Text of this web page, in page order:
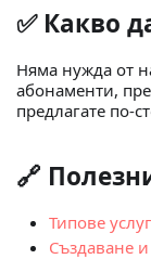
✅ Какво
Няма нужда от
абонаменти,
предлагате
🔗
Типове
Създаване